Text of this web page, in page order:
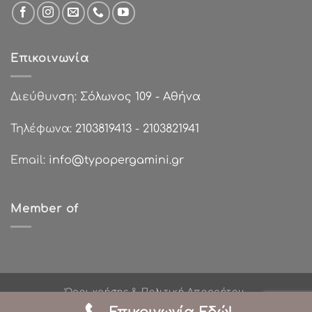
Επικοινωνία
Διεύθυνση: Σόλωνος 109 - Αθήνα
Τηλέφωνα: 2103819413 - 2103821941
Email: info@typopergamini.gr
Member of
Όροι χρήσης & Πολιτική Απορρήτου
Πολιτικές Επιστροφών